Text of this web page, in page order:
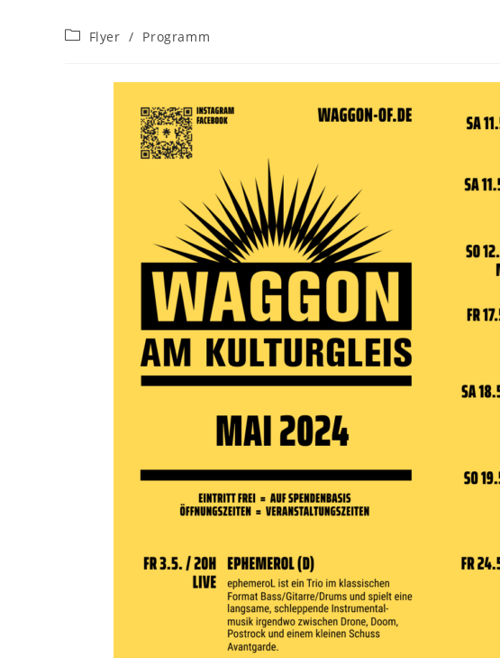
Beitrags-
Flyer / Programm